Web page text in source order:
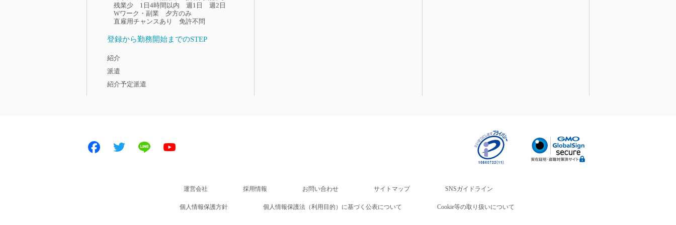
残業少
1日4時間以内 週1日
週2日
Wワーク・副業
夕方のみ
直雇用チャンスあり
免許不問
登録から勤務開始までのSTEP
紹介
派遣
紹介予定派遣
Facebook Twitter LINE
運営会社 採用情報 お問い合わせ サイトマップ SNSガイドライン
個人情報保護方針 個人情報保護法（利用目的）に基づく公表について Cookie等の取り扱いについて